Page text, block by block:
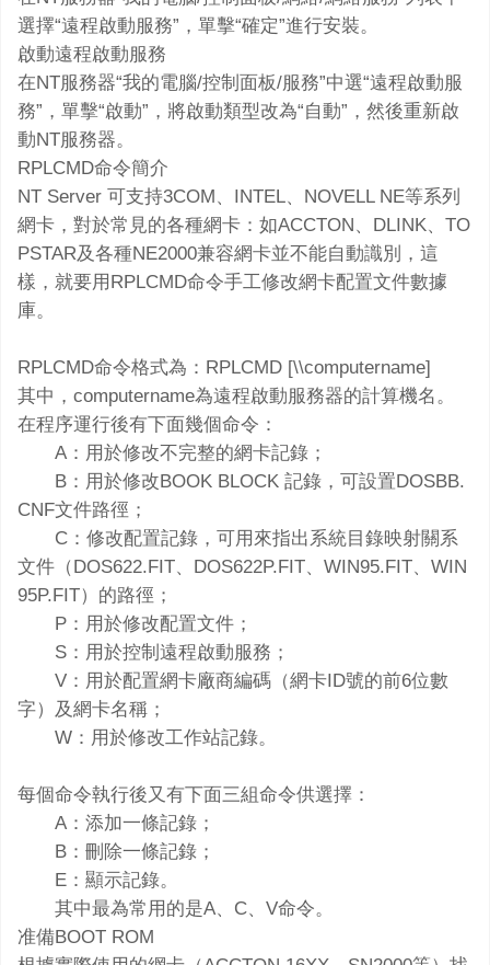
選擇“遠程啟動服務”，單擊“確定”進行安裝。
啟動遠程啟動服務
在NT服務器“我的電腦/控制面板/服務”中選“遠程啟動服
務”，單擊“啟動”，將啟動類型改為“自動”，然後重新啟
動NT服務器。
RPLCMD命令簡介
NT Server 可支持3COM、INTEL、NOVELL NE等系列
網卡，對於常見的各種網卡：如ACCTON、DLINK、TO
PSTAR及各種NE2000兼容網卡並不能自動識別，這
樣，就要用RPLCMD命令手工修改網卡配置文件數據
庫。
RPLCMD命令格式為：RPLCMD [\\computername]
其中，computername為遠程啟動服務器的計算機名。
在程序運行後有下面幾個命令：
A：用於修改不完整的網卡記錄；
B：用於修改BOOK BLOCK 記錄，可設置DOSBB.
CNF文件路徑；
C：修改配置記錄，可用來指出系統目錄映射關系
文件（DOS622.FIT、DOS622P.FIT、WIN95.FIT、WIN
95P.FIT）的路徑；
P：用於修改配置文件；
S：用於控制遠程啟動服務；
V：用於配置網卡廠商編碼（網卡ID號的前6位數
字）及網卡名稱；
W：用於修改工作站記錄。
每個命令執行後又有下面三組命令供選擇：
A：添加一條記錄；
B：刪除一條記錄；
E：顯示記錄。
其中最為常用的是A、C、V命令。
准備BOOT ROM